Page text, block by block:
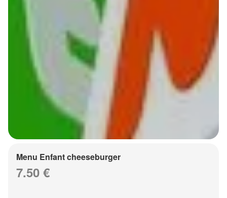
Menu Enfant cheeseburger
7.50 €